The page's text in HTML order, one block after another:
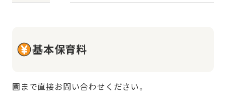
基本保育料
園まで直接お問い合わせください。